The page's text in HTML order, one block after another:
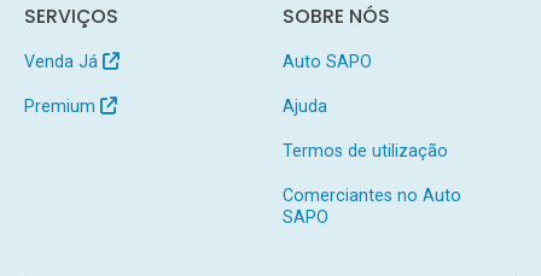
SERVIÇOS
Venda Já
Premium
SOBRE NÓS
Auto SAPO
Ajuda
Termos de utilização
Comerciantes no Auto
SAPO